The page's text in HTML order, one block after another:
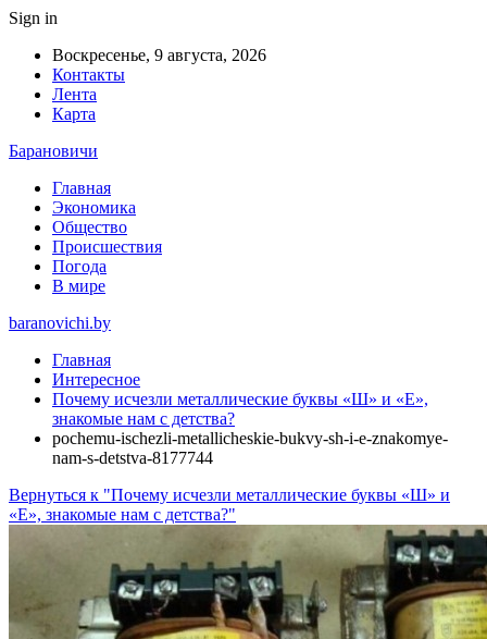
Sign in
Воскресенье, 9 августа, 2026
Контакты
Лента
Карта
Барановичи
Главная
Экономика
Общество
Происшествия
Погода
В мире
baranovichi.by
Главная
Интересное
Почему исчезли металлические буквы «Ш» и «Е»,
знакомые нам с детства?
pochemu-ischezli-metallicheskie-bukvy-sh-i-e-znakomye-
nam-s-detstva-8177744
Вернуться к "Почему исчезли металлические буквы «Ш» и
«Е», знакомые нам с детства?"